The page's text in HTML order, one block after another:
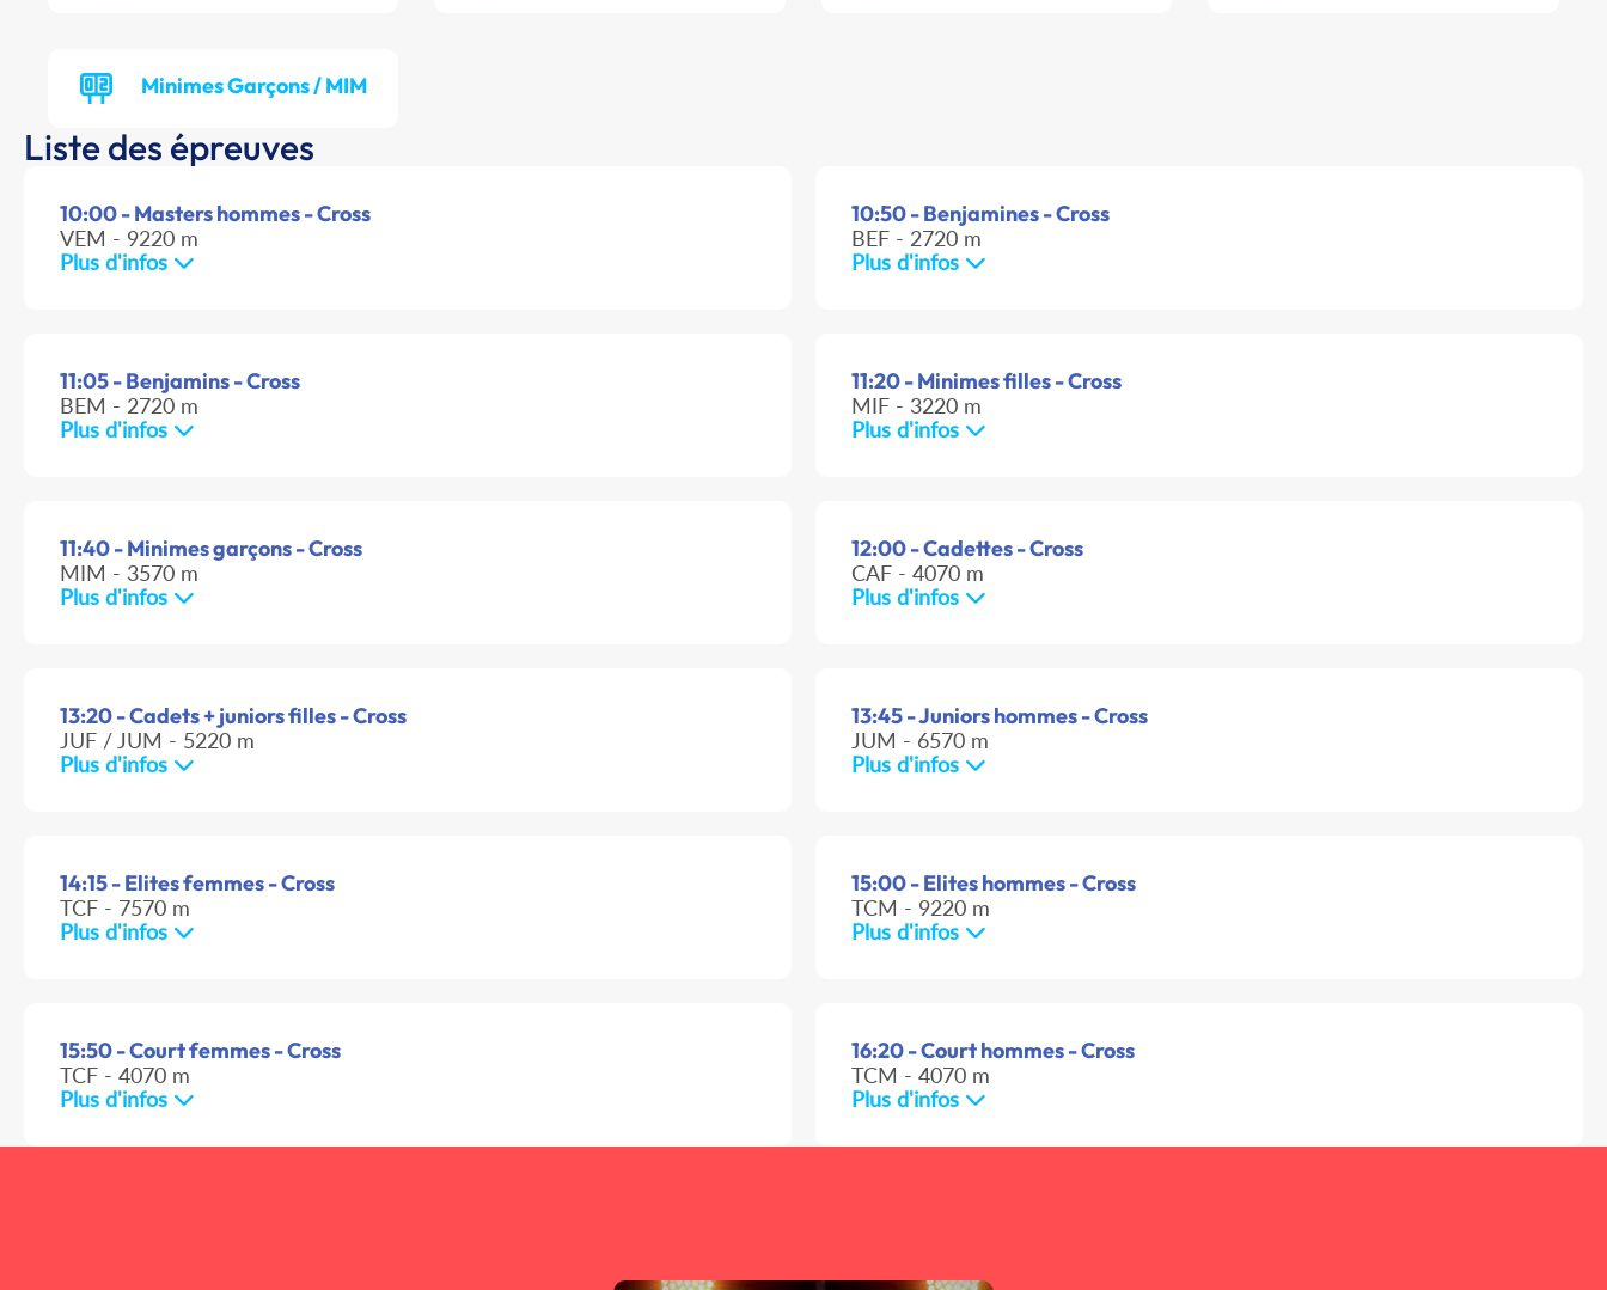
Minimes Garçons / MIM
Liste des épreuves
10:00 - Masters hommes - Cross
VEM - 9220 m
Plus d'infos
10:50 - Benjamines - Cross
BEF - 2720 m
Plus d'infos
11:05 - Benjamins - Cross
BEM - 2720 m
Plus d'infos
11:20 - Minimes filles - Cross
MIF - 3220 m
Plus d'infos
11:40 - Minimes garçons - Cross
MIM - 3570 m
Plus d'infos
12:00 - Cadettes - Cross
CAF - 4070 m
Plus d'infos
13:20 - Cadets + juniors filles - Cross
JUF / JUM - 5220 m
Plus d'infos
13:45 - Juniors hommes - Cross
JUM - 6570 m
Plus d'infos
14:15 - Elites femmes - Cross
TCF - 7570 m
Plus d'infos
15:00 - Elites hommes - Cross
TCM - 9220 m
Plus d'infos
15:50 - Court femmes - Cross
TCF - 4070 m
Plus d'infos
16:20 - Court hommes - Cross
TCM - 4070 m
Plus d'infos